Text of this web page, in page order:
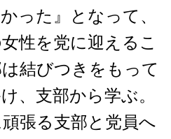
った』となって、
性を党に迎えるこ
結びつきをもって
、支部から学ぶ。
張る支部と党員へ